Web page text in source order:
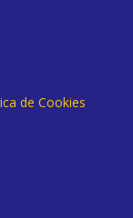
de Cookies